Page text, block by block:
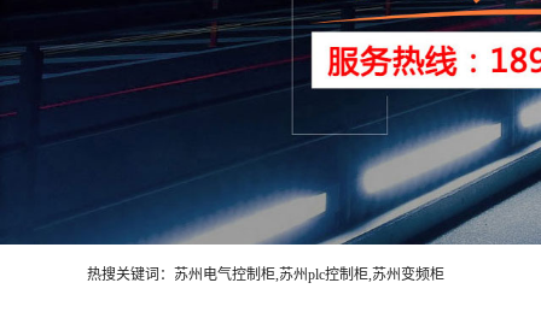
热搜关键词：苏州电气控制柜,苏州plc控制柜,苏州变频柜